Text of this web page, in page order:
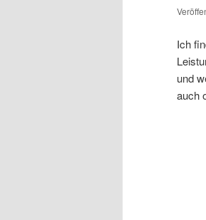
Ich
und
auch